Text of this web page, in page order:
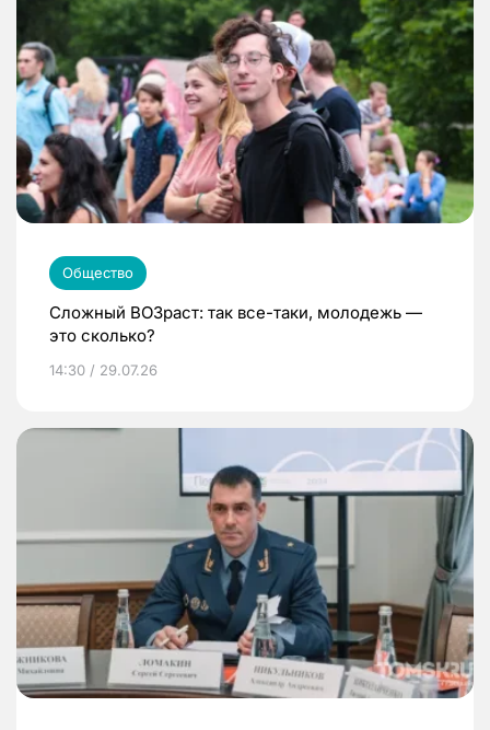
Общество
Сложный ВОЗраст: так все-таки, молодежь —
это сколько?
14:30 / 29.07.26